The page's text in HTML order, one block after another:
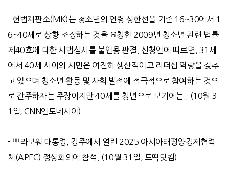
- 헌법재판소(MK)는 청소년의 연령 상한선을 기존16~30에서 1
6~40세로 상향 조정하는 것을 요청한2009년 청소년 관련 법률
제 40호에 대한 사법심사를 불인용 판결 신청인에 따르면 , 31세
에서 40세 사이의 시민은 여전히 생산적이고 리더십 역량을 갖추
고 있으며 청소년 활동 및 사회 발전에 적극적으로 참여하는 것으
로 간주하자는 주장이지만40세를 청년으로 보기에는.. (10월 3
1 일 , CNN인도네시아)
- 쁘라보워 대통령 경주에서 열린 2025 아시아태평양경제협력
체 (APEC) 정상회의에 참석 . (10월 31 일 드띡닷컴)